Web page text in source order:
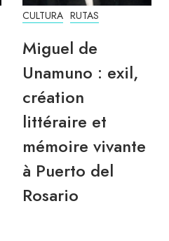
CULTURA RUTAS
Miguel de
Unamuno : exil,
création
littéraire et
mémoire vivante
à Puerto del
Rosario